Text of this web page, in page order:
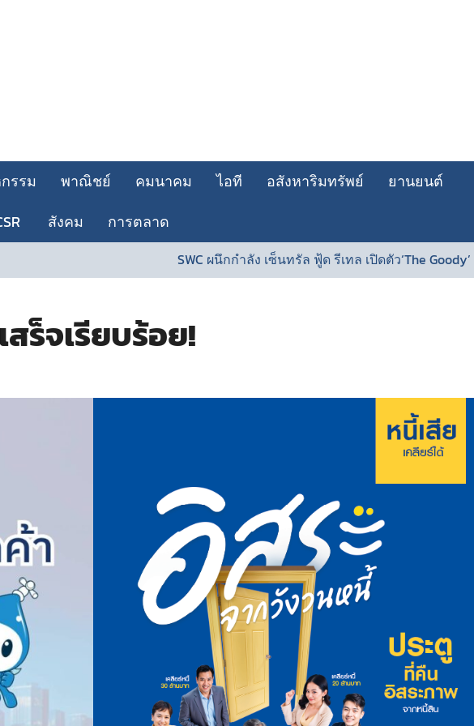
รรม พาณิชย์ คมนาคม ไอที อสังหาริมทรัพย์
ยานยนต์
สังคม การตลาด
SWC ผนึกกำลัง เซ็นทรัล ฟู้ด รีเทล เปิดตัว‘The Goody’ ที่ท็
ร็จเรียบร้อย!